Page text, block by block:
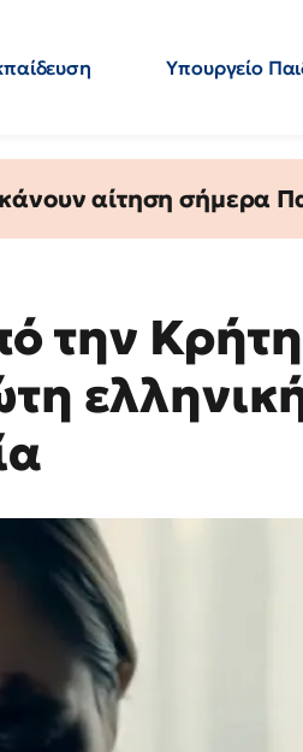
Υπουργείο
αίτηση σήμερα
την Κρήτη